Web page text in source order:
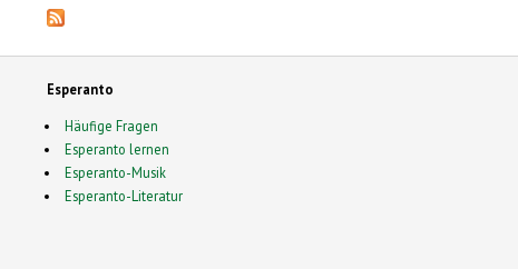
Esperanto
Häufige Fragen
Esperanto lernen
Esperanto-Musik
Esperanto-Literatur